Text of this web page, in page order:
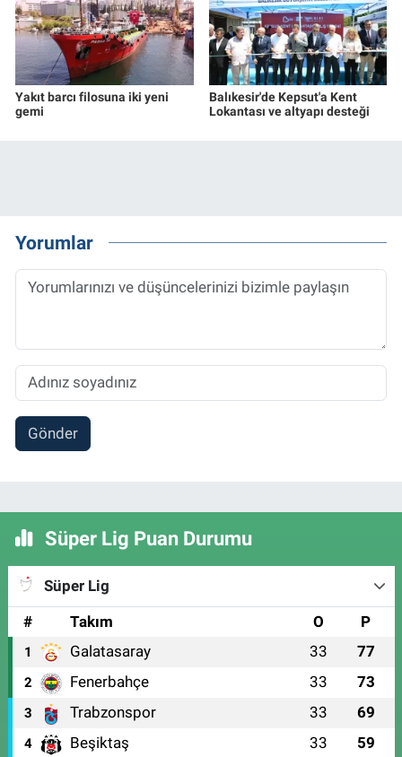
Yakıt barcı filosuna iki yeni
gemi
Balıkesir'de Kepsut'a Kent
Lokantası ve altyapı desteği
Yorumlar
Gönder
Süper Lig Puan Durumu
Süper Lig
#
Takım O P
1 Galatasaray 33 77
2 Fenerbahçe 33 73
3 Trabzonspor 33 69
4 Beşiktaş 33 59